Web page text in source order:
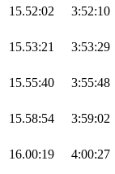
15.52:02 3:52:10
15.53:21 3:53:29
15.55:40 3:55:48
15.58:54 3:59:02
16.00:19 4:00:27